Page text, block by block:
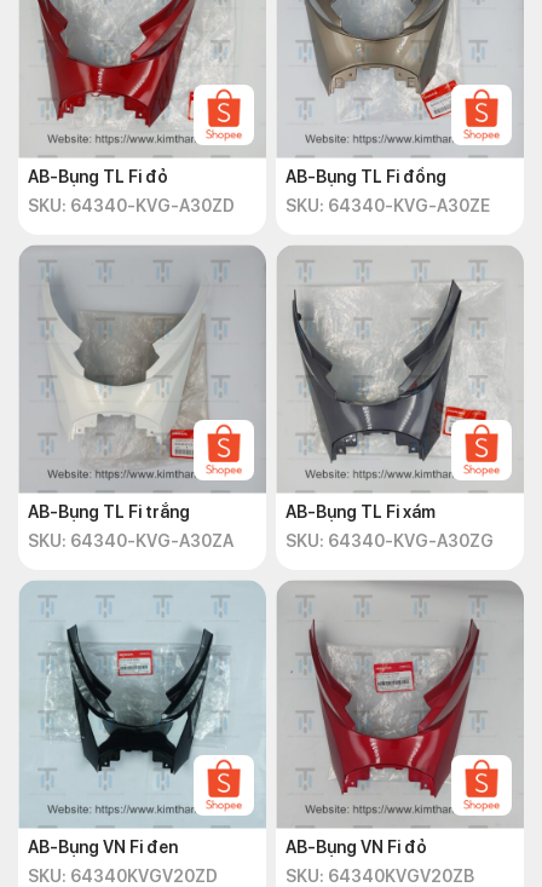
AB-Bụng TL Fi đỏ
SKU: 64340-KVG-A30ZD
AB-Bụng TL Fi đồng
SKU: 64340-KVG-A30ZE
AB-Bụng TL Fi trắng
SKU: 64340-KVG-A30ZA
AB-Bụng TL Fi xám
SKU: 64340-KVG-A30ZG
AB-Bụng VN Fi đen
SKU: 64340KVGV20ZD
AB-Bụng VN Fi đỏ
SKU: 64340KVGV20ZB